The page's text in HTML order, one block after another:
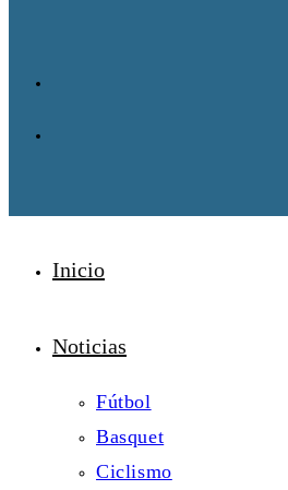
Inicio
Noticias
Fútbol
Basquet
Ciclismo